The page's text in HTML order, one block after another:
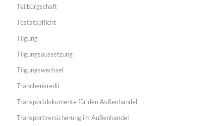
Teilbürgschaft
Testatspflicht
Tilgung
Tilgungsaussetzung
Tilgungswechsel
Tranchenkredit
Transportdokumente für den Außenhandel
Transportversicherung im Außenhandel